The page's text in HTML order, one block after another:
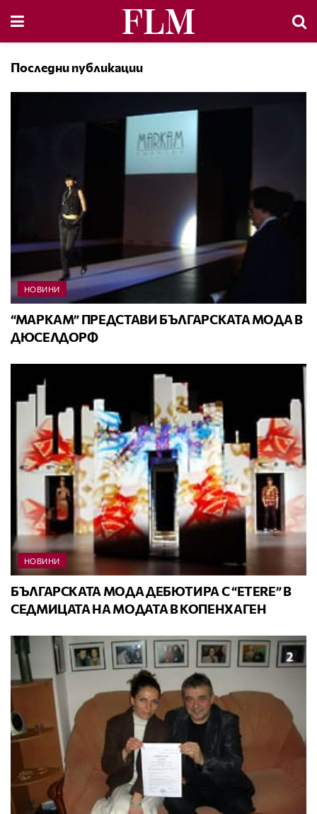
Последни публикации
НОВИНИ
“МАРКАМ” ПРЕДСТАВИ БЪЛГАРСКАТА МОДА В
ДЮСЕЛДОРФ
НОВИНИ
БЪЛГАРСКАТА МОДА ДЕБЮТИРА С “ЕТЕRЕ” В
СЕДМИЦАТА НА МОДАТА В КОПЕНХАГЕН